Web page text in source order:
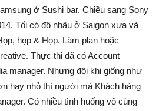
ở Sushi bar. Chiều sang Sony
Tối có độ nhậu ở Saigon xưa và
họp & Họp. Làm plan hoặc
Thực thi đã có Account
manager. Nhưng đôi khi giống như
hay nhỏ thì người mà Khách hàng
Có nhiều tình huống vô cùng